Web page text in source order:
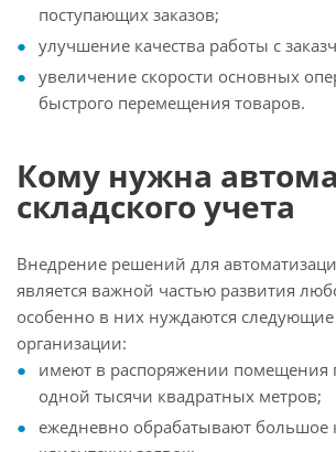
поступающих заказов;
улучшение качества работы с
увеличение скорости основных
быстрого перемещения товаров.
Кому нужна
складского учета
Внедрение решений для
является важной частью развития
особенно в них нуждаются
организации:
имеют в распоряжении помещения
одной тысячи квадратных метров;
ежедневно обрабатывают большое